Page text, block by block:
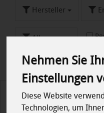
Nehmen Sie
Einstellungen
Diese Website
Technologien, um
Hersteller
Allergene